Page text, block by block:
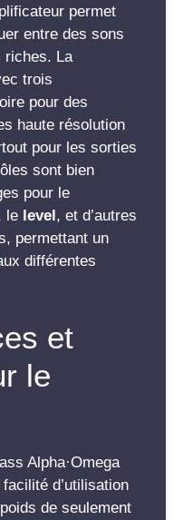
permet
entre des sons
riches. La
trois
pour des
haute résolution
pour les sorties
sont bien
pour le
le level, et d’autres
permettant un
différentes
et
le
Alpha·Omega
d’utilisation
de seulement